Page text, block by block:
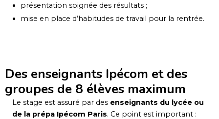
présentation soignée des résultats ;
mise en place d’habitudes de travail pour la rentrée.
Des enseignants Ipécom et des
groupes de 8 élèves maximum
Le stage est assuré par des enseignants du lycée ou
de la prépa Ipécom Paris. Ce point est important :